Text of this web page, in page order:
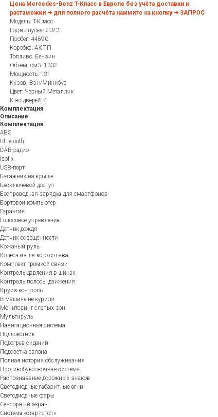
Цена Mercedes-Benz T-Класс в Европе без учёта доставки и
растаможки ➜ для полного расчёта нажмите на кнопку ➜ ЗАПРОС
Модель: T-Класс
Год выпуска: 2023
Пробег: 44890
Коробка: АКПП
Топливо: Бензин
Объем, см3: 1332
Мощность: 131
Кузов: Вэн/Минибус
Цвет: Черный Металлик
К-во дверей: 4
Комплектация
Описание
Комплектация
ABS
Bluetooth
DAB-радио
Isofix
USB-порт
Багажник на крыше
Бесключевой доступ
Беспроводная зарядка для смартфонов
Бортовой компьютер
Гарантия
Голосовое управление
Датчик дождя
Датчик освещенности
Кожаный руль
Колеса из легкого сплава
Комплект громкой связи
Контроль давления в шинах
Контроль полосы движения
Круиз-контроль
В машине не курили
Мониторинг слепых зон
Мультируль
Навигационная система
Подлокотник
Подогрев сидений
Подсветка салона
Полная история обслуживания
Противобуксовочная система
Распознавание дорожных знаков
Светодиодные габаритные огни
Светодиодные фары
Сенсорный экран
Система «старт-стоп»